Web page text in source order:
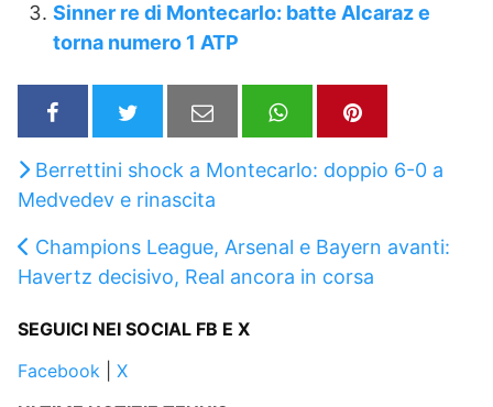
Sinner re di Montecarlo: batte Alcaraz e
torna numero 1 ATP
Berrettini shock a Montecarlo: doppio 6-0 a
Medvedev e rinascita
Champions League, Arsenal e Bayern avanti:
Havertz decisivo, Real ancora in corsa
SEGUICI NEI SOCIAL FB E X
Facebook
X